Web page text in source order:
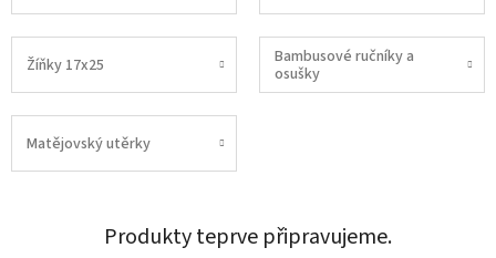
Žíňky 17x25
Bambusové ručníky a
osušky
Matějovský utěrky
Produkty teprve připravujeme.